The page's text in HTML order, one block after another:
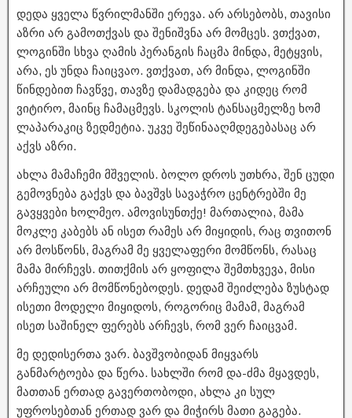
დედა ყველა წვრილმანში ერევა. არ არსებობს, თავისი
აზრი არ გამოთქვას და შენიშვნა არ მომცეს. ვთქვათ,
ლოგინში სხვა ღამის პერანგის ჩაცმა მინდა, მეტყვის,
არა, ეს უნდა ჩაიცვაო. ვთქვათ, არ მინდა, ლოგინში
წინდებით ჩავწვე, თავზე დამადგება და კიდეც რომ
ვიტირო, მაინც ჩამაცმევს. სკოლის ტანსაცმელზე ხომ
ლაპარაკიც ზედმეტია. უკვე შეწინააღმდეგებასაც არ
აქვს აზრი.
ახლა მამაჩემი მშველის. ბოლო დროს უთხრა, შენ ცუდი
გემოვნება გაქვს და ბავშვს სავაჭრო ცენტრებში მე
გავყვები ხოლმეო. ამოვისუნთქე! მართალია, მამა
მოკლე კაბებს ან ისეთ რამეს არ მიყიდის, რაც თვითონ
არ მოსწონს, მაგრამ მე ყველაფერი მომწონს, რასაც
მამა მირჩევს. თითქმის არ ყოფილა შემთხვევა, მისი
არჩეული არ მომწონებოდეს. დედამ შეიძლება ზუსტად
ისეთი მოდელი მიყიდოს, როგორიც მამამ, მაგრამ
ისეთ საშინელ ფერებს არჩევს, რომ ვერ ჩაიცვამ.
მე დედისერთა ვარ. ბავშვობიდან მიყვარს
განმარტოება და წერა. სახლში რომ და-ძმა მყავდეს,
მათთან ერთად გავერთობოდი, ახლა კი სულ
უფროსებთან ერთად ვარ და მიჭირს მათი გაგება.